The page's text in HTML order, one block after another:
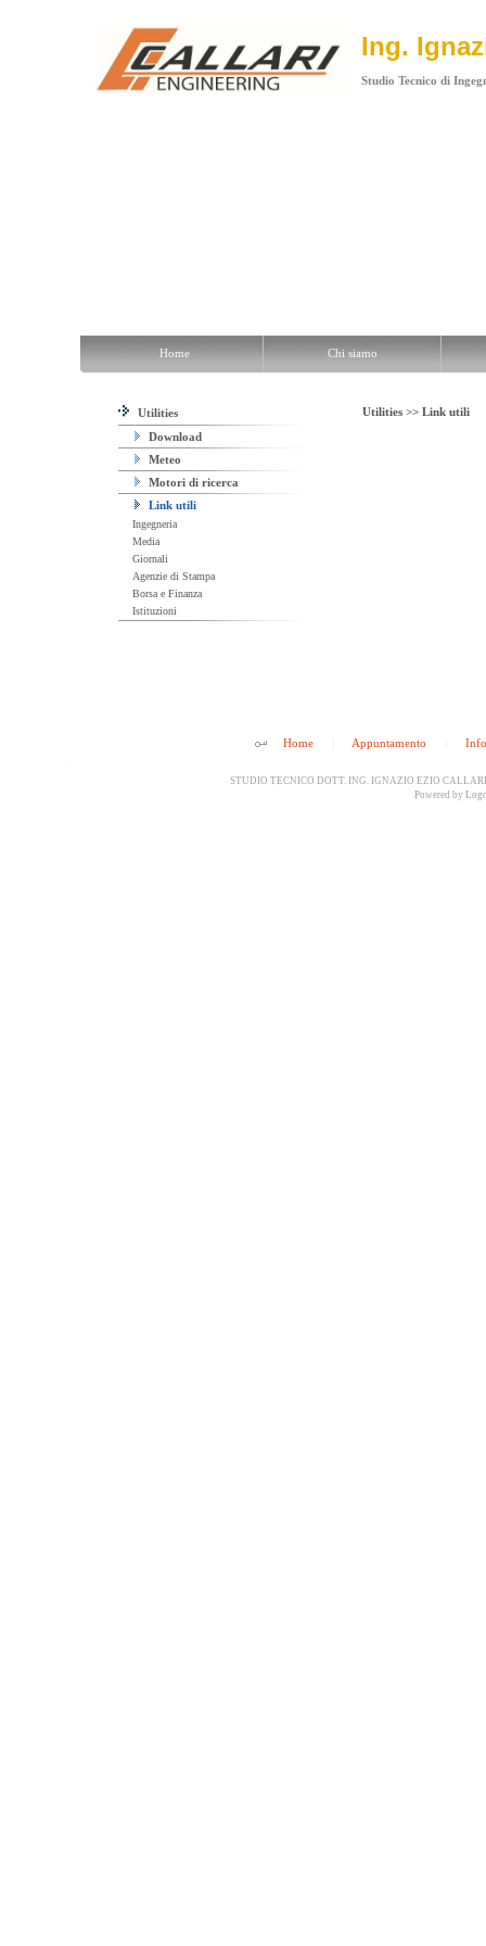
Ing.
Studio Tecnico di
Utilities
Download
Meteo
Motori di ricerca
Link utili
Ingegneria
Media
Giornali
Agenzie di Stampa
Borsa e Finanza
Istituzioni
Utilities >> Link utili
Home Appuntamento
STUDIO TECNICO DOTT. ING. IGNAZIO EZIO
Powered by
Home Chi siamo